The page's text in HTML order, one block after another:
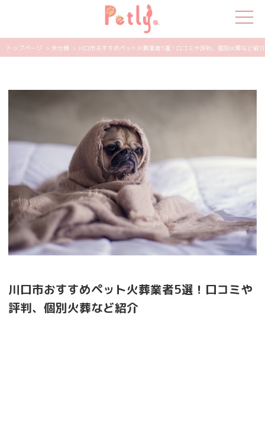
ペット用品
飼い主さんの悩み
ペットの気持ち
知って得する
エンタメ
トップページ > 未分類 > 川口市おすすめペット火葬業者5選！口コミや評判、個別火葬など紹
川口市おすすめペット火葬業者5選！口コミや
評判、個別火葬など紹介